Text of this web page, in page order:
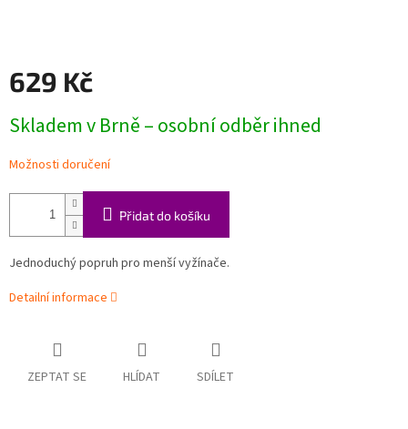
629 Kč
cena:
Skladem v Brně – osobní odběr ihned
Možnosti doručení
Přidat do košíku
Jednoduchý popruh pro menší vyžínače.
Detailní informace
ZEPTAT SE HLÍDAT SDÍLET